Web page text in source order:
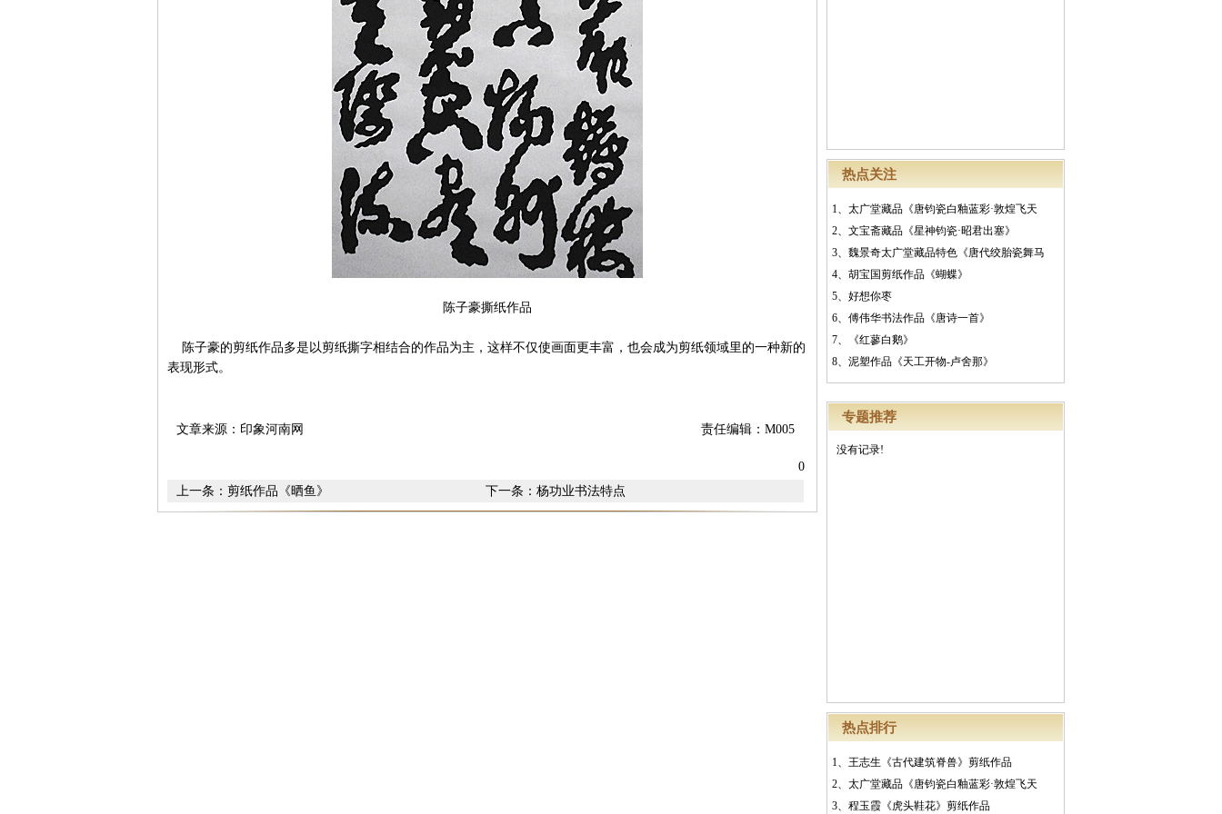
热点关注
1、 太广堂藏品《唐钧瓷白釉蓝彩·敦煌飞天
2、 文宝斋藏品《星神钧瓷·昭君出塞》
3、 魏景奇太广堂藏品特色《唐代绞胎瓷舞马
4、 胡宝国剪纸作品《蝴蝶》
5、 好想你枣
6、 傅伟华书法作品《唐诗一首》
7、
《红蓼白鹅》
8、 泥塑作品《天工开物-卢舍那》
专题推荐
没有记录!
热点排行
1、 王志生《古代建筑脊兽》剪纸作品
2、 太广堂藏品《唐钧瓷白釉蓝彩·敦煌飞天
3、 程玉霞《虎头鞋花》剪纸作品
陈子豪撕纸作品
陈子豪的剪纸作品多是以剪纸撕字相结合的作品为主，这样不仅使画面更丰富，也会成为剪纸领域里的一种新的
表现形式。
责任编辑：M005
文章来源：印象河南网
0
下一条： 杨功业书法特点
上一条： 剪纸作品《晒鱼》